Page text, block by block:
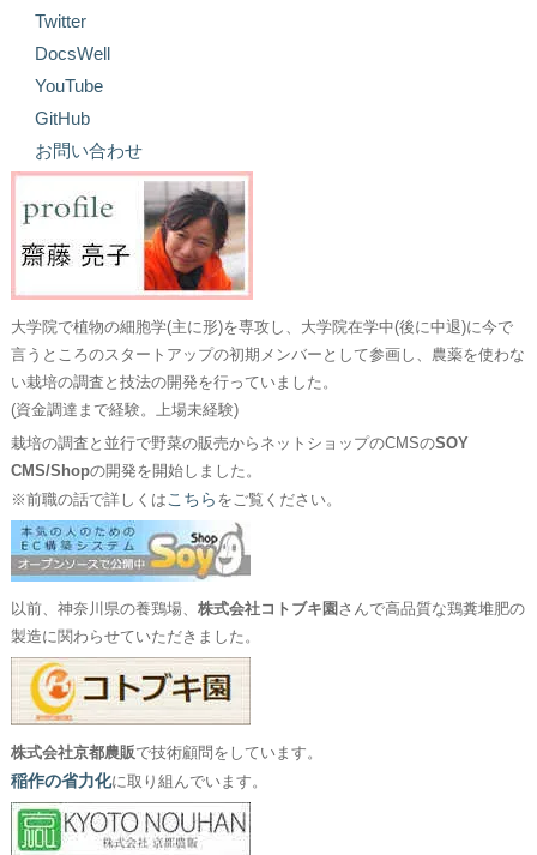
Twitter
DocsWell
YouTube
GitHub
お問い合わせ
大学院で植物の細胞学(主に形)を専攻し、大学院在学中(後に中退)に今で
言うところのスタートアップの初期メンバーとして参画し、農薬を使わな
い栽培の調査と技法の開発を行っていました。
(資金調達まで経験。上場未経験)
栽培の調査と並行で野菜の販売からネットショップのCMSのSOY
CMS/Shopの開発を開始しました。
※前職の話で詳しくは こちら をご覧ください。
以前、神奈川県の養鶏場、 株式会社コトブキ園 さんで高品質な鶏糞堆肥の
製造に関わらせていただきました。
株式会社京都農販で技術顧問をしています。
稲作の省力化に取り組んでいます。